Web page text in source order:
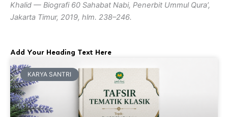
Khalid — Biografi 60 Sahabat Nabi, Penerbit Ummul Qura’,
Jakarta Timur, 2019, hlm. 238–246.
Add Your Heading Text Here
KARYA SANTRI